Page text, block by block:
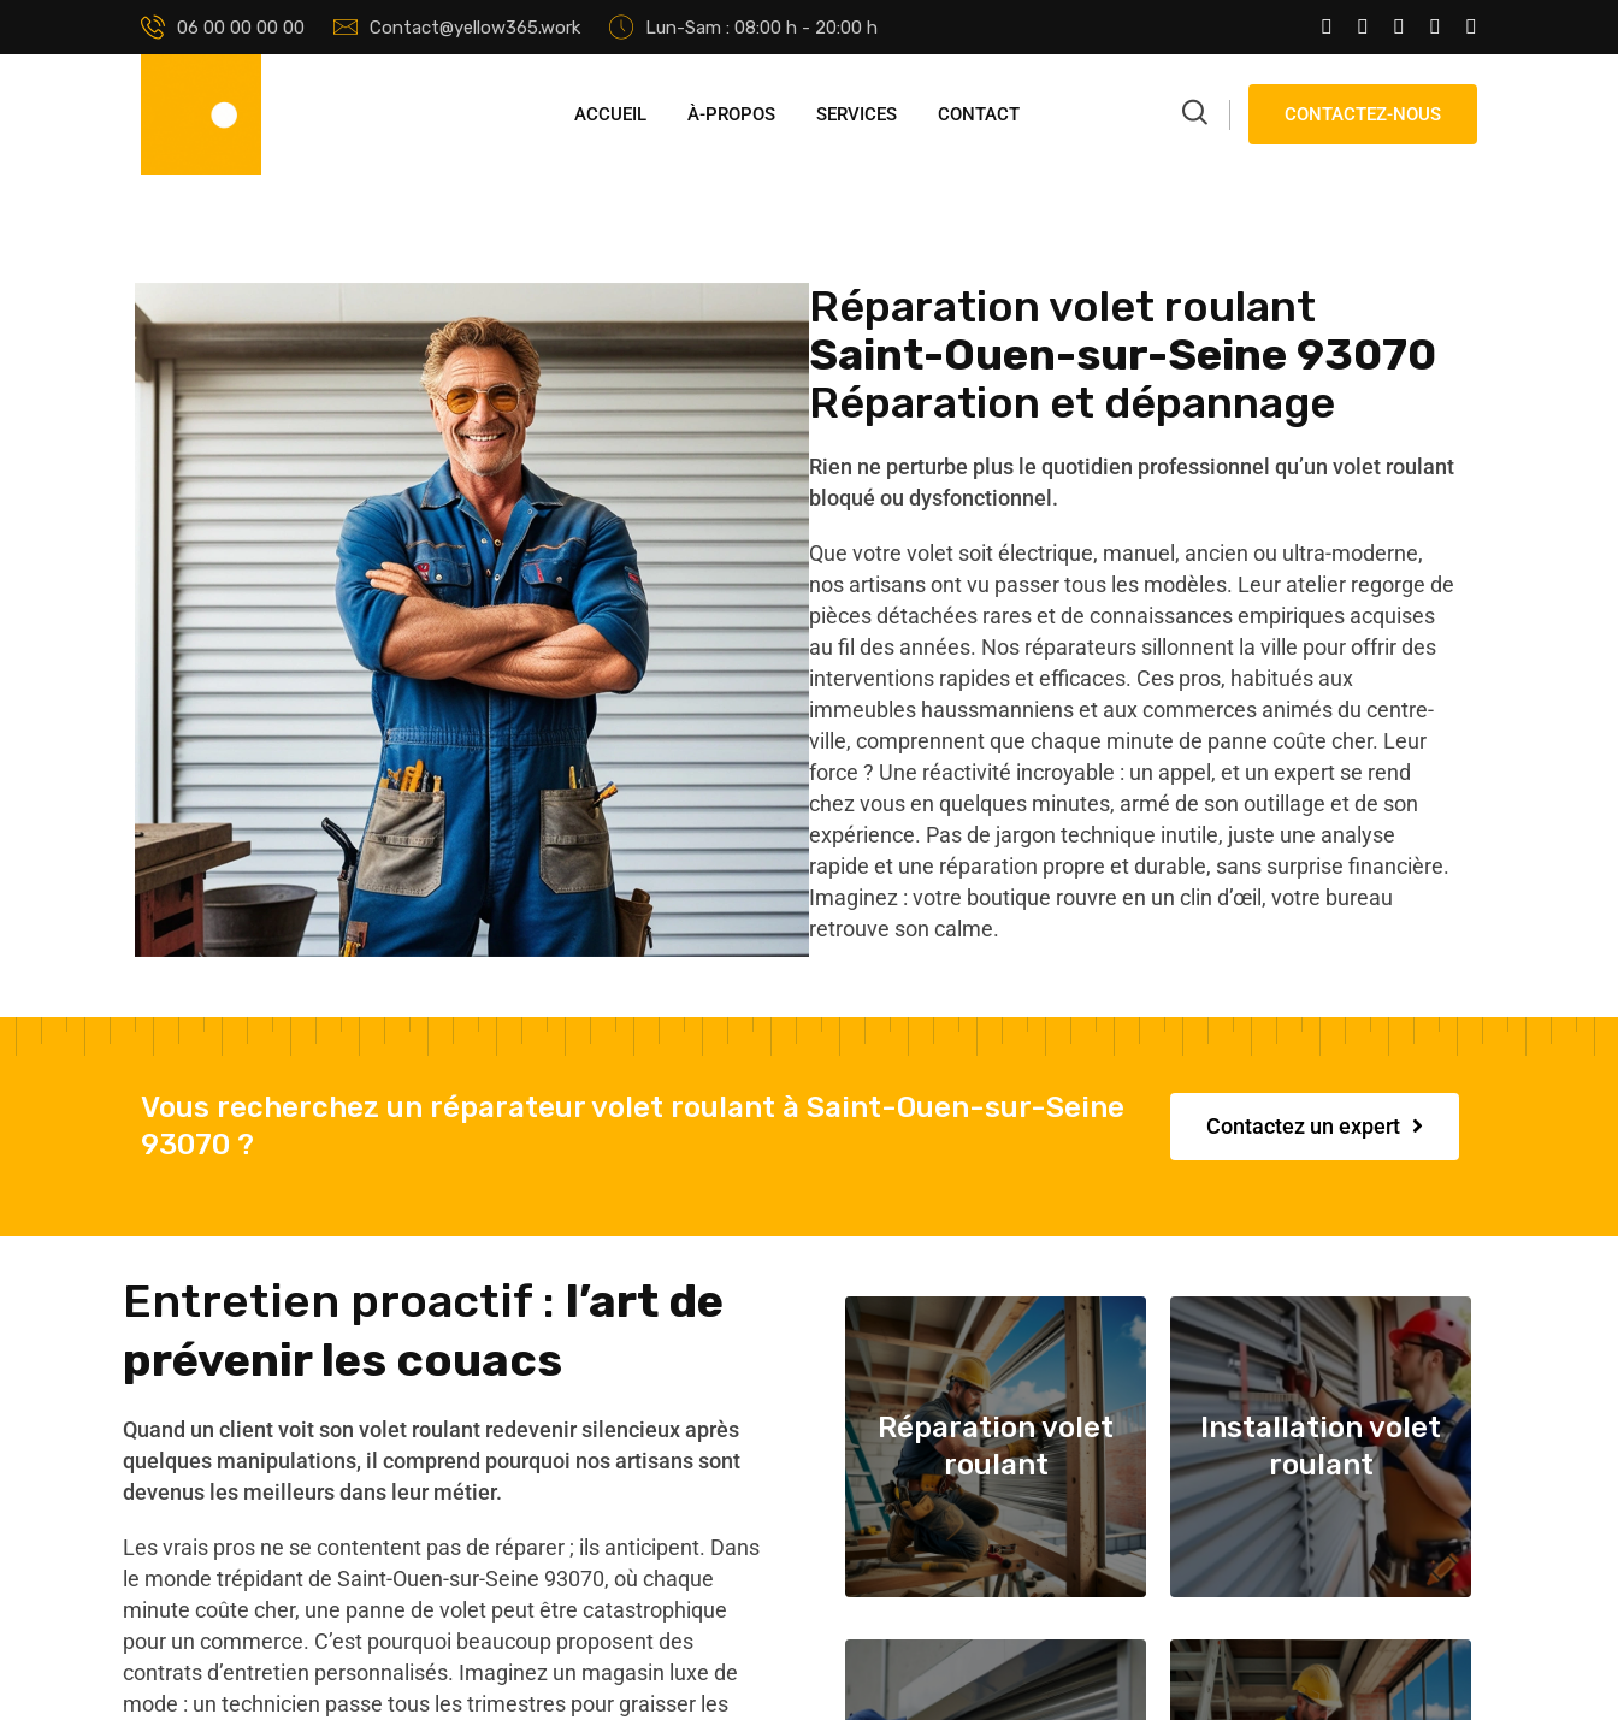
06 00 00 00 00 Contact@yellow365.work Lun-Sam : 08:00 h - 20:00 h
ACCUEIL À-PROPOS SERVICES CONTACT CONTACTEZ-NOUS
Réparation volet roulant
Saint-Ouen-sur-Seine 93070
Réparation et dépannage
Rien ne perturbe plus le quotidien professionnel qu’un volet roulant
bloqué ou dysfonctionnel.
Que votre volet soit électrique, manuel, ancien ou ultra-moderne,
nos artisans ont vu passer tous les modèles. Leur atelier regorge de
pièces détachées rares et de connaissances empiriques acquises
au fil des années. Nos réparateurs sillonnent la ville pour offrir des
interventions rapides et efficaces. Ces pros, habitués aux
immeubles haussmanniens et aux commerces animés du centre-
ville, comprennent que chaque minute de panne coûte cher. Leur
force ? Une réactivité incroyable : un appel, et un expert se rend
chez vous en quelques minutes, armé de son outillage et de son
expérience. Pas de jargon technique inutile, juste une analyse
rapide et une réparation propre et durable, sans surprise financière.
Imaginez : votre boutique rouvre en un clin d’œil, votre bureau
retrouve son calme.
Vous recherchez un réparateur volet roulant à Saint-Ouen-sur-Seine
93070 ?
Contactez un expert
Entretien proactif : l’art de
prévenir les couacs
Quand un client voit son volet roulant redevenir silencieux après
quelques manipulations, il comprend pourquoi nos artisans sont
devenus les meilleurs dans leur métier.
Les vrais pros ne se contentent pas de réparer ; ils anticipent. Dans
le monde trépidant de Saint-Ouen-sur-Seine 93070, où chaque
minute coûte cher, une panne de volet peut être catastrophique
pour un commerce. C’est pourquoi beaucoup proposent des
contrats d’entretien personnalisés. Imaginez un magasin luxe de
mode : un technicien passe tous les trimestres pour graisser les
Réparation volet
roulant
Installation volet
roulant